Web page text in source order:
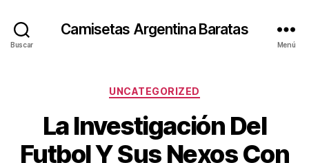
Buscar
Camisetas Argentina Baratas
Menú
Categorías
UNCATEGORIZED
La Investigación Del
Futbol Y Sus Nexos Con